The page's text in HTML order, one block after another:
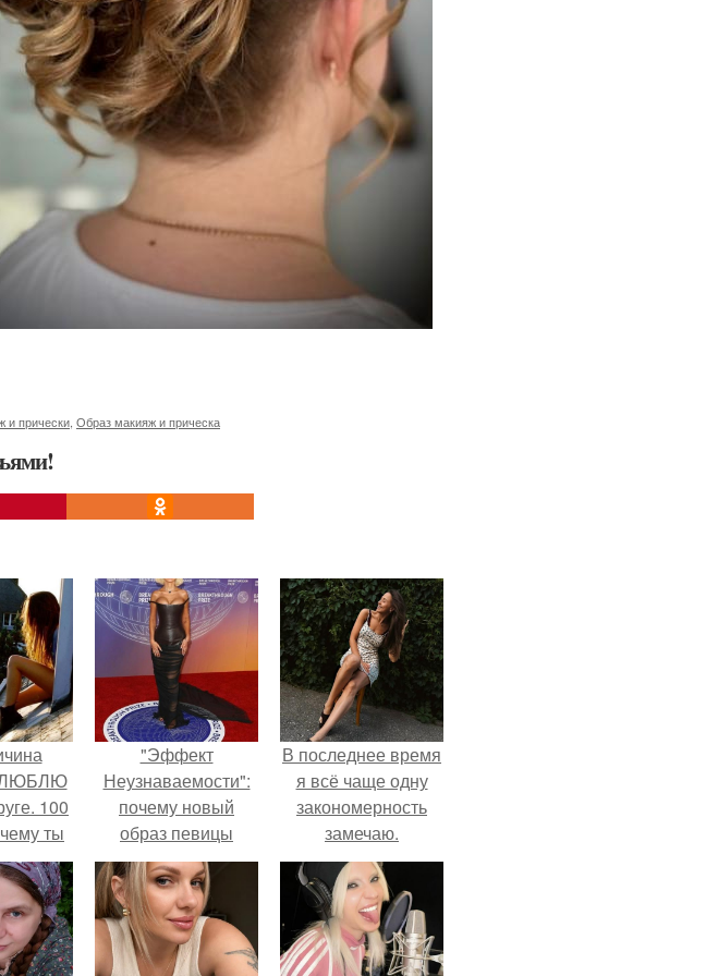
и прически Образ макияж и прическа
ЛЮБЛЮ
100
ты
"Эффект
Неузнаваемости":
почему новый
образ певицы
вызвал споры о
гранях
возможного?
В последнее время
я всё чаще одну
закономерность
замечаю.